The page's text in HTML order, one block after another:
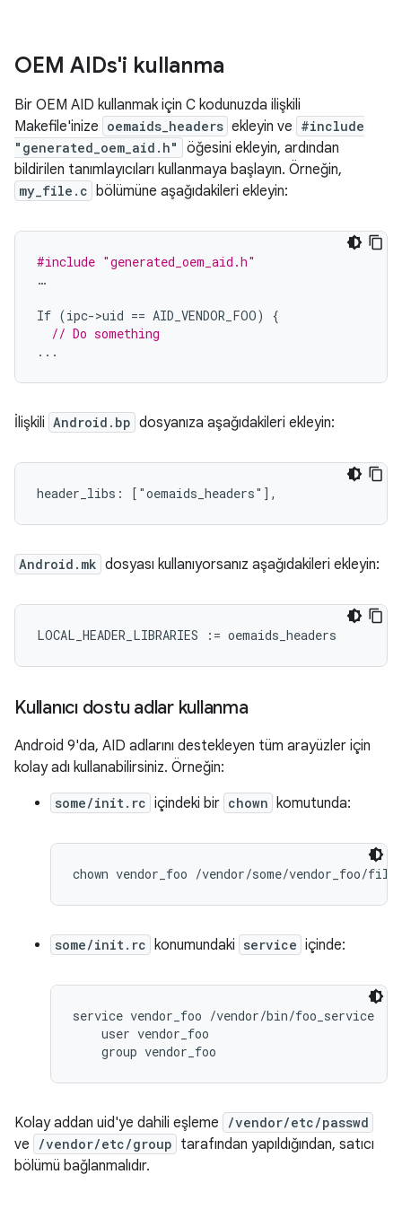
OEM AIDs'i kullanma
Bir OEM AID kullanmak için C kodunuzda ilişkili
Makefile'inize oemaids_headers ekleyin ve #include
"generated_oem_aid.h"
öğesini ekleyin, ardından
bildirilen tanımlayıcıları kullanmaya başlayın. Örneğin,
my_file.c bölümüne aşağıdakileri ekleyin:
#include "generated_oem_aid.h"
…
If (ipc->uid == AID_VENDOR_FOO)
{
// Do something
...
İlişkili Android.bp dosyanıza aşağıdakileri ekleyin:
header_libs: ["oemaids_headers"],
Android.mk dosyası kullanıyorsanız aşağıdakileri ekleyin:
LOCAL_HEADER_LIBRARIES := oemaids_headers
Kullanıcı dostu adlar kullanma
Android 9'da, AID adlarını destekleyen tüm arayüzler için
kolay adı kullanabilirsiniz. Örneğin:
some/init.rc içindeki bir chown komutunda:
some/init.rc konumundaki service içinde:
service vendor_foo /vendor/bin/foo_service
    user vendor_foo
Kolay addan uid'ye dahili eşleme /vendor/etc/passwd
ve /vendor/etc/group tarafından yapıldığından, satıcı
bölümü bağlanmalıdır.